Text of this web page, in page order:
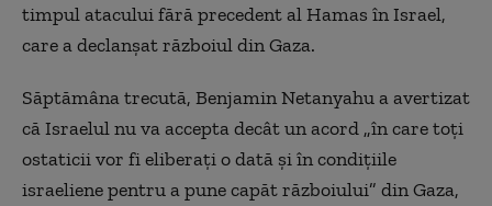
timpul atacului fără precedent al Hamas în Israel,
care a declanşat războiul din Gaza.
Săptămâna trecută, Benjamin Netanyahu a avertizat
că Israelul nu va accepta decât un acord „în care toţi
ostaticii vor fi eliberaţi o dată şi în condiţiile
israeliene pentru a pune capăt războiului” din Gaza,